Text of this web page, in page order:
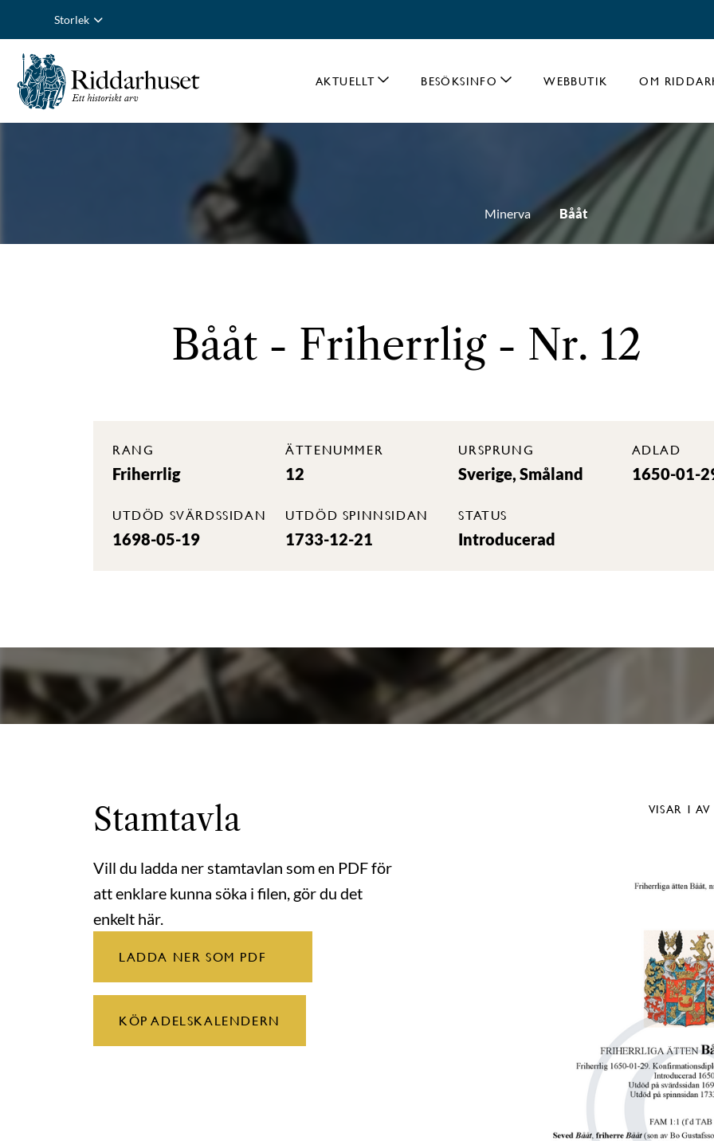
Storlek
AKTUELLT BESÖKSINFO WEBBUTIK OM
Minerva Bååt
Bååt - Friherrlig - Nr. 12
RANG
Friherrlig
ÄTTENUMMER
12
URSPRUNG
Sverige, Småland
ADLAD
1650-01-
UTDÖD SVÄRDSSIDAN
1698-05-19
UTDÖD SPINNSIDAN
1733-12-21
STATUS
Introducerad
Stamtavla
Vill du ladda ner stamtavlan som en PDF för
att enklare kunna söka i filen, gör du det
enkelt här.
LADDA NER SOM PDF
KÖP ADELSKALENDERN
VISAR 1